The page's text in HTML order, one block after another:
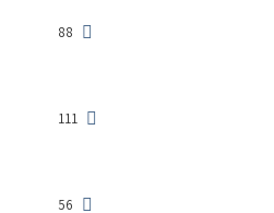
88
111
56